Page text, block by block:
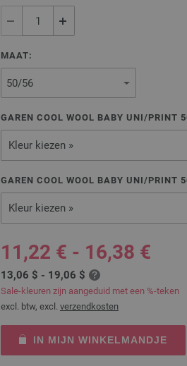
MAAT:
GAREN COOL WOOL BABY UNI/PRINT
Kleur kiezen »
GAREN COOL WOOL BABY UNI/PRINT
Kleur kiezen »
11,22 € - 16,38 €
13,06 $ - 19,06 $
Sale-kleuren zijn aangeduid met een %-teken
excl. btw, excl. verzendkosten
IN MIJN WINKELMANDJE